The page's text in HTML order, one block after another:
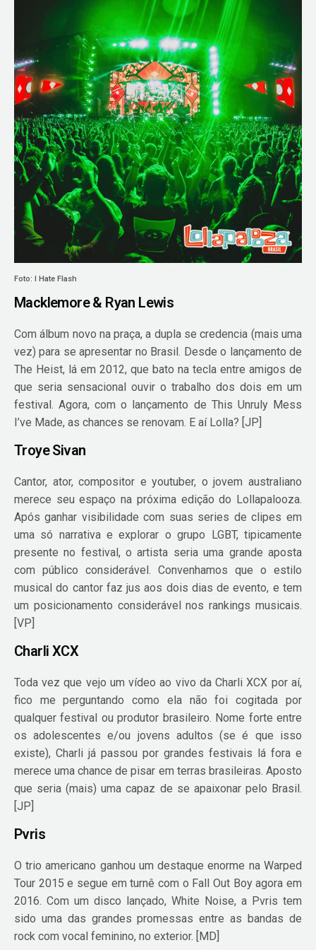
Foto: I Hate Flash
Macklemore & Ryan Lewis
Com álbum novo na praça, a dupla se credencia (mais uma
vez) para se apresentar no Brasil. Desde o lançamento de
The Heist, lá em 2012, que bato na tecla entre amigos de
que seria sensacional ouvir o trabalho dos dois em um
festival. Agora, com o lançamento de This Unruly Mess
I’ve Made, as chances se renovam. E aí Lolla? [JP]
Troye Sivan
Cantor, ator, compositor e youtuber, o jovem australiano
merece seu espaço na próxima edição do Lollapalooza.
Após ganhar visibilidade com suas series de clipes em
uma só narrativa e explorar o grupo LGBT, tipicamente
presente no festival, o artista seria uma grande aposta
com público considerável. Convenhamos que o estilo
musical do cantor faz jus aos dois dias de evento, e tem
um posicionamento considerável nos rankings musicais.
[VP]
Charli XCX
Toda vez que vejo um vídeo ao vivo da Charli XCX por aí,
fico me perguntando como ela não foi cogitada por
qualquer festival ou produtor brasileiro. Nome forte entre
os adolescentes e/ou jovens adultos (se é que isso
existe), Charli já passou por grandes festivais lá fora e
merece uma chance de pisar em terras brasileiras. Aposto
que seria (mais) uma capaz de se apaixonar pelo Brasil.
[JP]
Pvris
O trio americano ganhou um destaque enorme na Warped
Tour 2015 e segue em turnê com o Fall Out Boy agora em
2016. Com um disco lançado, White Noise, a Pvris tem
sido uma das grandes promessas entre as bandas de
rock com vocal feminino, no exterior. [MD]